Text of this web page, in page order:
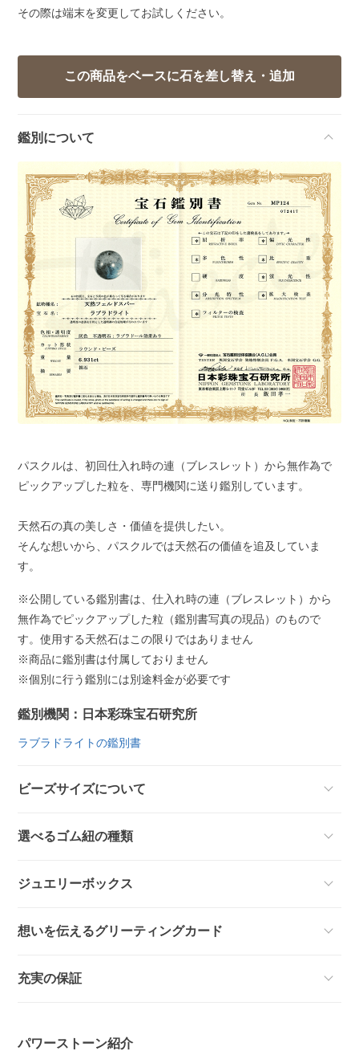
その際は端末を変更してお試しください。
鑑別について
パスクルは、初回仕入れ時の連（ブレスレット）から無作為で
ピックアップした粒を、専門機関に送り鑑別しています。
天然石の真の美しさ・価値を提供したい。
そんな想いから、パスクルでは天然石の価値を追及していま
す。
※公開している鑑別書は、仕入れ時の連（ブレスレット）から
無作為でピックアップした粒（鑑別書写真の現品）のもので
す。使用する天然石はこの限りではありません
※商品に鑑別書は付属しておりません
※個別に行う鑑別には別途料金が必要です
鑑別機関：日本彩珠宝石研究所
ラブラドライトの鑑別書
ビーズサイズについて
選べるゴム紐の種類
ジュエリーボックス
想いを伝えるグリーティングカード
充実の保証
パワーストーン紹介